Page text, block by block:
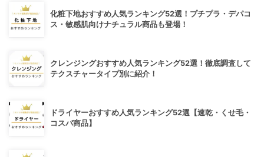
化粧下地おすすめ人気ランキング52選！プチプラ・デパコ
ス・敏感肌向けナチュラル商品も登場！
クレンジングおすすめ人気ランキング52選！徹底調査して
テクスチャータイプ別に紹介！
ドライヤーおすすめ人気ランキング52選【速乾・くせ毛・
コスパ商品】